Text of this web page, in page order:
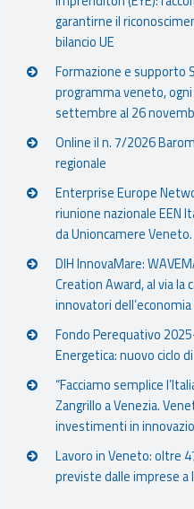
garantirne il
bilancio UE
Formazione e supporto
programma veneto,
settembre al 26
Online il n. 7/2026
regionale
Enterprise Europe
riunione nazionale EEN
da Unioncamere Veneto.
DIH InnovaMare:
Creation Award, al via la
innovatori dell’economia
Fondo Perequativo
Energetica: nuovo ciclo
“Facciamo semplice
Zangrillo a Venezia.
investimenti in
Lavoro in Veneto: oltre
previste dalle imprese a